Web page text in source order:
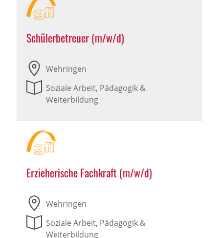
Schülerbetreuer (m/w/d)
Wehringen
Soziale Arbeit, Pädagogik &
Weiterbildung
Erzieherische Fachkraft (m/w/d)
Wehringen
Soziale Arbeit, Pädagogik &
Weiterbildung